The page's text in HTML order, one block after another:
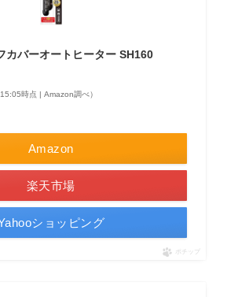
カバーオートヒーター SH160
時点 | Amazon調べ）
Amazon
楽天市場
ショッピング
ポチップ